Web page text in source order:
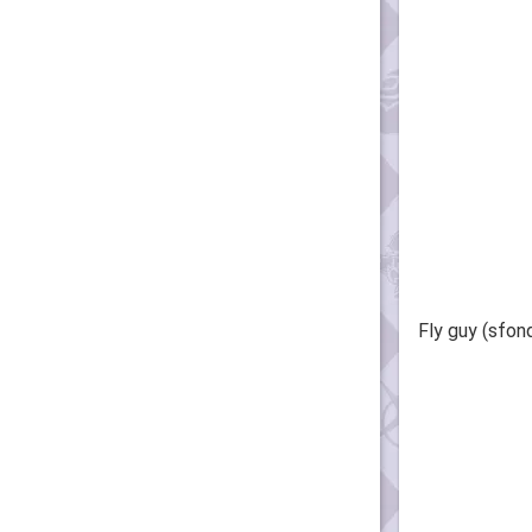
Fly guy